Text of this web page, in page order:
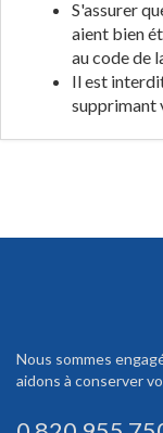
S'assurer
aient bien
au code de
Il est
supprimant
Nous sommes
aidons à conserver